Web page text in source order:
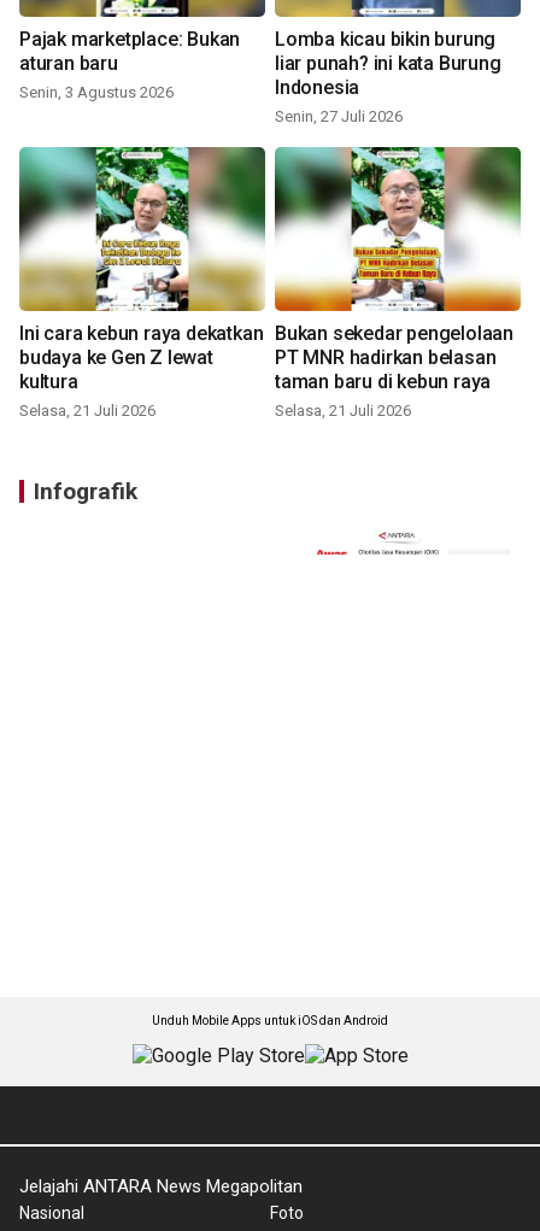
Pajak marketplace: Bukan
aturan baru
Senin, 3 Agustus 2026
Lomba kicau bikin burung
liar punah? ini kata Burung
Indonesia
Senin, 27 Juli 2026
Ini cara kebun raya dekatkan
budaya ke Gen Z lewat
kultura
Selasa, 21 Juli 2026
Bukan sekedar pengelolaan
PT MNR hadirkan belasan
taman baru di kebun raya
Selasa, 21 Juli 2026
Infografik
Unduh Mobile Apps untuk iOS dan Android
Jelajahi ANTARA News Megapolitan
Nasional Foto